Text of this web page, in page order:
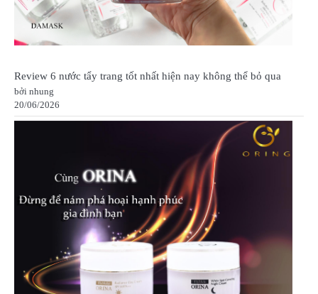
Review 6 nước tẩy trang tốt nhất hiện nay không thể bỏ qua
bởi nhung
20/06/2026